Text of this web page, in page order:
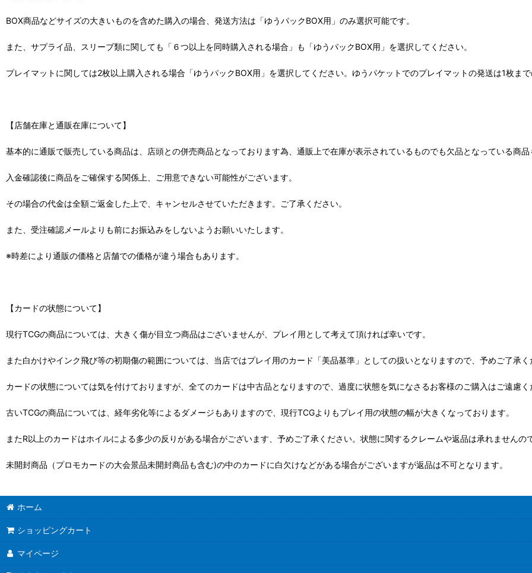
BOX商品などサイズの大きいものを含めた購入の場合、発送方法は「ゆうパックBOX用」のみ選択可能です。
また、サプライ品、スリーブ類に関しても「６つ以上を同時購入される場合」も「ゆうパックBOX用」を選択してください。
プレイマットに関しては2枚以上購入される場合「ゆうパックBOX用」を選択してください。ゆうパケットでのプレイマットの発送は1枚まで
【店舗在庫と通販在庫について】
基本的に通販で販売している商品は、店頭との併売商品となっております為、通販上で在庫が表示されているものでも欠品となっている商品
入金確認後に商品をご確保する関係上、ご用意できない可能性がございます。
その場合の代金は全額ご返金した上で、キャンセルさせていただきます。ご了承ください。
また、受注確認メールよりも前にお振込みをしないようお願いいたします。
※時差により通販の価格と店舗での価格が違う場合もあります。
【カードの状態について】
現行TCGの商品については、大きく傷が目立つ商品はございませんが、プレイ用として考えて頂ければ幸いです。
また白かけやインク飛び等の初期傷の範囲については、当店ではプレイ用のカード「美品基準」としての扱いとなりますので、予めご了承く
カードの状態については気を付けておりますが、全てのカードは中古品となりますので、過度に状態を気になさるお客様のご購入はご遠慮く
古いTCGの商品については、経年劣化等によるダメージもありますので、現行TCGよりもプレイ用の状態の幅が大きくなっております。
またR以上のカードはホイルによる多少の反りがある場合がございます、予めご了承ください。状態に関するクレームや返品は承れませんの
未開封商品（プロモカードの大会景品未開封商品も含む)の中のカードに白欠けなどがある場合がございますが返品は不可となります。
ホーム
ショッピングカート
マイページ